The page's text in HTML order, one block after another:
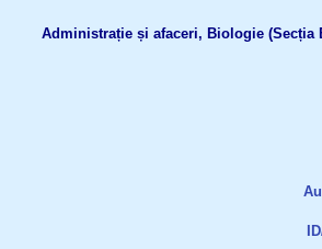
Administrație și afaceri, Biologie